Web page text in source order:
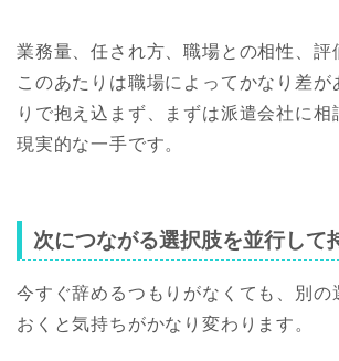
業務量、任され方、職場との相性、評
このあたりは職場によってかなり差が
りで抱え込まず、まずは派遣会社に相
現実的な一手です。
次につながる選択肢を並行して
今すぐ辞めるつもりがなくても、別の
おくと気持ちがかなり変わります。